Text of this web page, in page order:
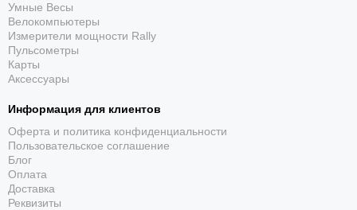
Умные Весы
Велокомпьютеры
Измерители мощности Rally
Пульсометры
Карты
Аксессуары
Информация для клиентов
Оферта и политика конфиденциальности
Пользовательское соглашение
Блог
Оплата
Доставка
Реквизиты